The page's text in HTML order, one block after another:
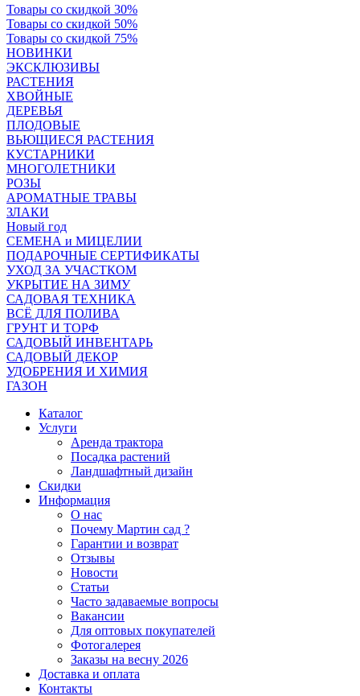
Товары со скидкой 30%
Товары со скидкой 50%
Товары со скидкой 75%
НОВИНКИ
ЭКСКЛЮЗИВЫ
РАСТЕНИЯ
ХВОЙНЫЕ
ДЕРЕВЬЯ
ПЛОДОВЫЕ
ВЬЮЩИЕСЯ РАСТЕНИЯ
КУСТАРНИКИ
МНОГОЛЕТНИКИ
РОЗЫ
АРОМАТНЫЕ ТРАВЫ
ЗЛАКИ
Новый год
СЕМЕНА и МИЦЕЛИИ
ПОДАРОЧНЫЕ СЕРТИФИКАТЫ
УХОД ЗА УЧАСТКОМ
УКРЫТИЕ НА ЗИМУ
САДОВАЯ ТЕХНИКА
ВСЁ ДЛЯ ПОЛИВА
ГРУНТ И ТОРФ
САДОВЫЙ ИНВЕНТАРЬ
САДОВЫЙ ДЕКОР
УДОБРЕНИЯ И ХИМИЯ
ГАЗОН
Каталог
Услуги
Аренда трактора
Посадка растений
Ландшафтный дизайн
Скидки
Информация
О нас
Почему Мартин сад ?
Гарантии и возврат
Отзывы
Новости
Статьи
Часто задаваемые вопросы
Вакансии
Для оптовых покупателей
Фотогалерея
Заказы на весну 2026
Доставка и оплата
Контакты